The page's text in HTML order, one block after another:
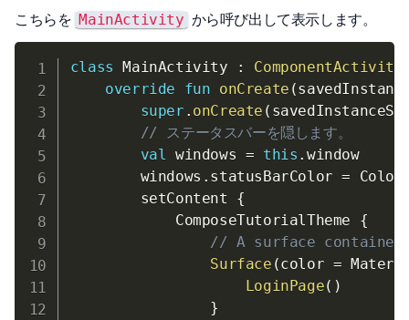
こちらを MainActivity から呼び出して表示します。
class MainActivity : ComponentActivity
override
fun onCreate (
super . onCreate (
// ステータスバーを隠します。
val windows = this .window
        windows
. statusBarColor = Color
        setContent
{
            ComposeTutorialTheme
{
// A surface container
Surface (color =
LoginPage( )
}